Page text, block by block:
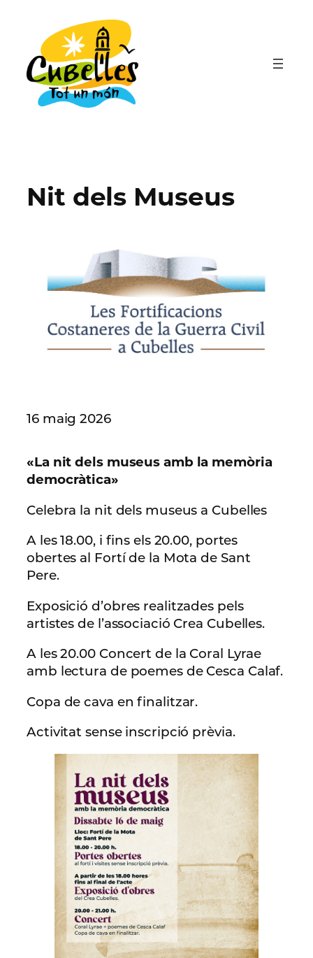
contingut
Nit dels Museus
16 maig 2026
«La nit dels museus amb la memòria
democràtica»
Celebra la nit dels museus a Cubelles
A les 18.00, i fins els 20.00, portes
obertes al Fortí de la Mota de Sant
Pere.
Exposició d’obres realitzades pels
artistes de l’associació Crea Cubelles.
A les 20.00 Concert de la Coral Lyrae
amb lectura de poemes de Cesca Calaf.
Copa de cava en finalitzar.
Activitat sense inscripció prèvia.